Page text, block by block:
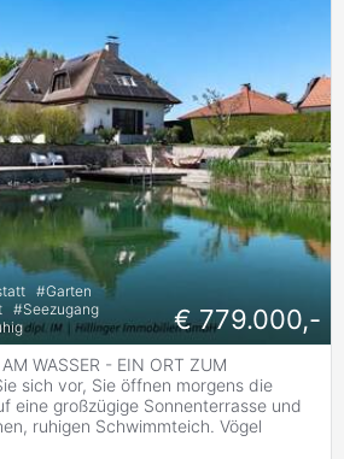
#Garten
#Seezugang
€ 779.000,-
WASSER - EIN ORT ZUM
sich vor, Sie öffnen morgens die
eine großzügige Sonnenterrasse und
ruhigen Schwimmteich. Vögel